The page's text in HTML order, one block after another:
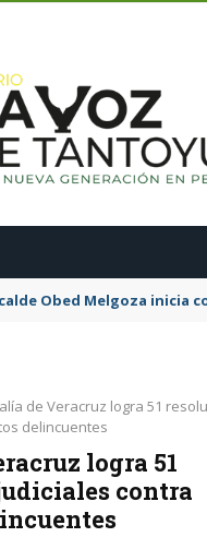
Obed Melgoza inicia
de Veracruz logra 51
delincuentes
logra 51
contra